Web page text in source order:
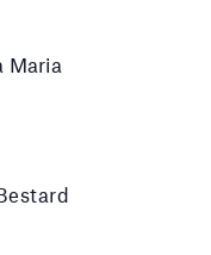
Maria